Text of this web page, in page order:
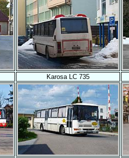
Karosa LC 735